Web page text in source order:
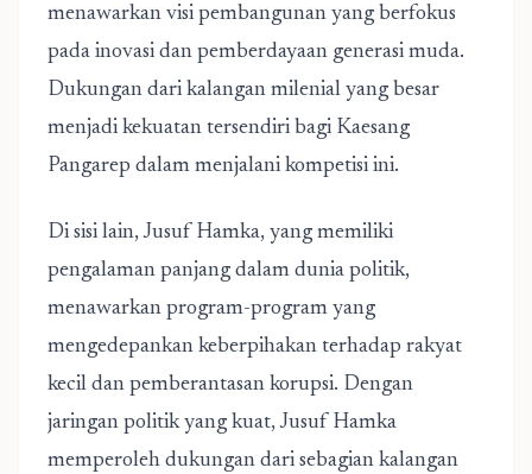
menawarkan visi pembangunan yang berfokus
pada inovasi dan pemberdayaan generasi muda.
Dukungan dari kalangan milenial yang besar
menjadi kekuatan tersendiri bagi Kaesang
Pangarep dalam menjalani kompetisi ini.
Di sisi lain, Jusuf Hamka, yang memiliki
pengalaman panjang dalam dunia politik,
menawarkan program-program yang
mengedepankan keberpihakan terhadap rakyat
kecil dan pemberantasan korupsi. Dengan
jaringan politik yang kuat, Jusuf Hamka
memperoleh dukungan dari sebagian kalangan